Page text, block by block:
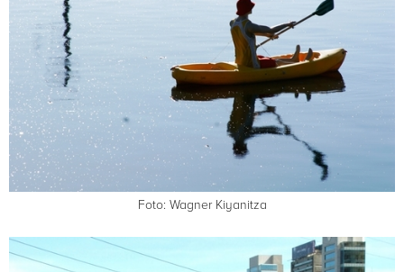
Foto: Wagner Kiyanitza